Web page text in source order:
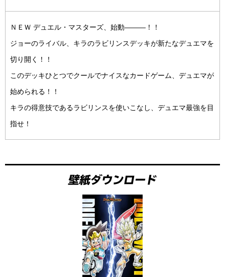
ＮＥＷ デュエル・マスターズ、始動―――！！
ジョーのライバル、キラのラビリンスデッキが新たなデュエマを
切り開く！！
このデッキひとつでクールでナイスなカードゲーム、デュエマが
始められる！！
キラの得意技であるラビリンスを使いこなし、デュエマ最強を目
指せ！
壁紙ダウンロード